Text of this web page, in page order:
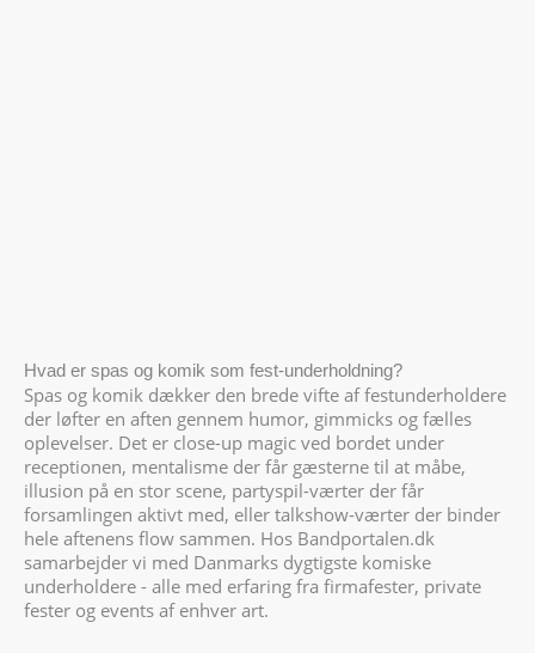
Hvad er spas og komik som fest-underholdning?
Spas og komik dækker den brede vifte af festunderholdere
der løfter en aften gennem humor, gimmicks og fælles
oplevelser. Det er close-up magic ved bordet under
receptionen, mentalisme der får gæsterne til at måbe,
illusion på en stor scene, partyspil-værter der får
forsamlingen aktivt med, eller talkshow-værter der binder
hele aftenens flow sammen. Hos Bandportalen.dk
samarbejder vi med Danmarks dygtigste komiske
underholdere - alle med erfaring fra firmafester, private
fester og events af enhver art.